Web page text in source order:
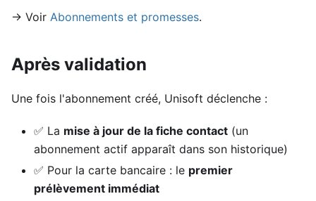
→ Voir Abonnements et promesses.
Après validation
Une fois l'abonnement créé, Unisoft déclenche :
✅ La mise à jour de la fiche contact (un
abonnement actif apparaît dans son historique)
✅ Pour la carte bancaire : le premier
prélèvement immédiat